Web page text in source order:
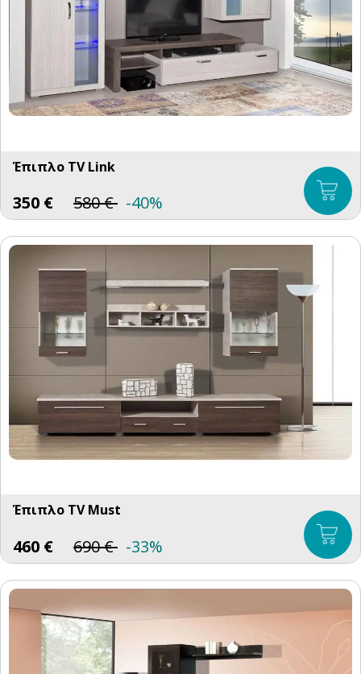
Έπιπλο TV Link
350 € 580€ -40%
Έπιπλο TV Must
460 € 690€ -33%